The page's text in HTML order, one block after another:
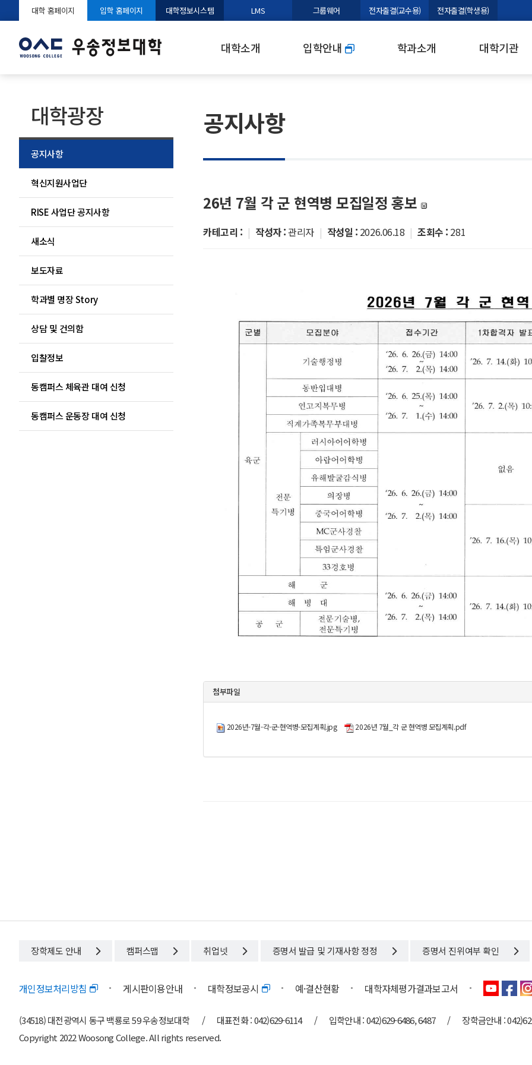
본문 바로가기
대학 홈페이지 입학 홈페이지 대학정보시스템 LMS 그룹웨어 전자출결(교수용) 전자출결(학생용)
대학소개 입학안내 학과소개 대학기관
대학광장
공지사항
혁신지원사업단
RISE 사업단 공지사항
새소식
보도자료
학과별 명장 Story
상담 및 건의함
입찰정보
동캠퍼스 체육관 대여 신청
동캠퍼스 운동장 대여 신청
공지사항
26년 7월 각 군 현역병 모집일정 홍보
카테고리 : | 작성자 :관리자 | 작성일 : 2026.06.18 | 조회수 : 281
첨부파일
2026년-7월-각-군-현역병-모집계획.jpg 2026년 7월_각 군 현역병 모집계획.pdf
장학제도 안내 캠퍼스맵 취업넷 증명서 발급 및 기재사항 정정 증명서 진위여부 확인
개인정보처리방침 게시판이용안내 대학정보공시 예·결산현황 대학자체평가결과보고서
(34518) 대전광역시 동구 백룡로 59 우송정보대학 / 대표전화 : 042)629-6114 / 입학안내 : 042)629-6486, 6487 /
장학금안내 :
Copyright 2022 Woosong College. All rights reserved.